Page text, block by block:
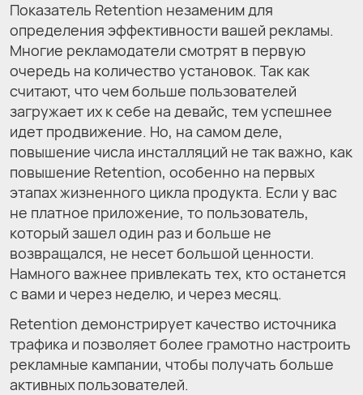
Показатель Retention незаменим для
определения эффективности вашей рекламы.
Многие рекламодатели смотрят в первую
очередь на количество установок. Так как
считают, что чем больше пользователей
загружает их к себе на девайс, тем успешнее
идет продвижение. Но, на самом деле,
повышение числа инсталляций не так важно, как
повышение Retention, особенно на первых
этапах жизненного цикла продукта. Если у вас
не платное приложение, то пользователь,
который зашел один раз и больше не
возвращался, не несет большой ценности.
Намного важнее привлекать тех, кто останется
с вами и через неделю, и через месяц.
Retention демонстрирует качество источника
трафика и позволяет более грамотно настроить
рекламные кампании, чтобы получать больше
активных пользователей.